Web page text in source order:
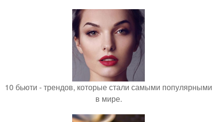
10 бьюти - трендов, которые стали самыми популярными
в мире.